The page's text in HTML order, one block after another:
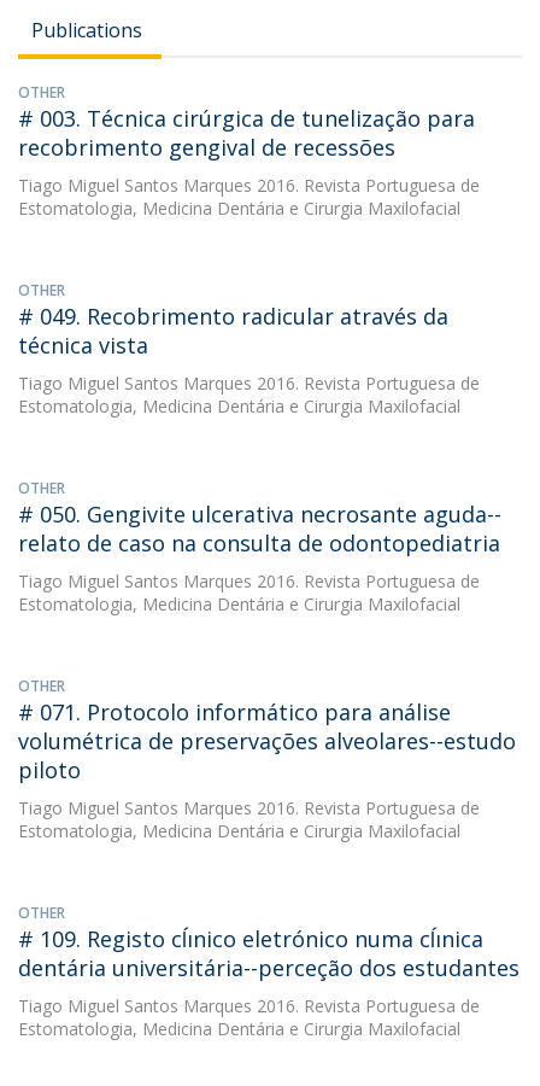
Publications
OTHER
# 003. Técnica cirúrgica de tunelização para
recobrimento gengival de recessões
Tiago Miguel Santos Marques 2016. Revista Portuguesa de
Estomatologia, Medicina Dentária e Cirurgia Maxilofacial
OTHER
# 049. Recobrimento radicular através da
técnica vista
Tiago Miguel Santos Marques 2016. Revista Portuguesa de
Estomatologia, Medicina Dentária e Cirurgia Maxilofacial
OTHER
# 050. Gengivite ulcerativa necrosante aguda--
relato de caso na consulta de odontopediatria
Tiago Miguel Santos Marques 2016. Revista Portuguesa de
Estomatologia, Medicina Dentária e Cirurgia Maxilofacial
OTHER
# 071. Protocolo informático para análise
volumétrica de preservações alveolares--estudo
piloto
Tiago Miguel Santos Marques 2016. Revista Portuguesa de
Estomatologia, Medicina Dentária e Cirurgia Maxilofacial
OTHER
# 109. Registo cĺınico eletrónico numa cĺınica
dentária universitária--perceção dos estudantes
Tiago Miguel Santos Marques 2016. Revista Portuguesa de
Estomatologia, Medicina Dentária e Cirurgia Maxilofacial